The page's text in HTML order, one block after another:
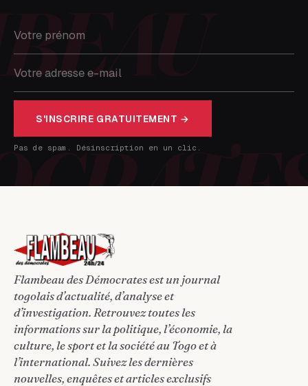
S'INSCRIRE GRATUITEMENT →
Pas de spam. Désinscription en un clic.
Flambeau des Démocrates est un journal
togolais d’actualité, d’analyse et
d’investigation. Retrouvez toutes les
informations sur la politique, l’économie, la
culture, le sport et la société au Togo et à
l’international. Suivez les dernières
nouvelles, enquêtes et articles exclusifs